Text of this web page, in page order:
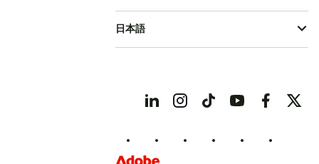
日本語